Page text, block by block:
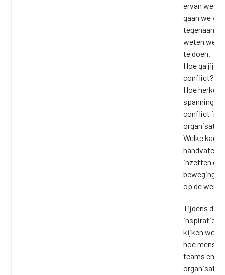
ervan weg,
gaan we vol
weten we
te doen.
Hoe ga jij
conflict?
Hoe herken
spanning of
conflict in
Welke
handvaten
inzetten om
beweging
op de
Tijdens dit
kijken we
hoe
teams en